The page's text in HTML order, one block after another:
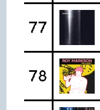
77
78